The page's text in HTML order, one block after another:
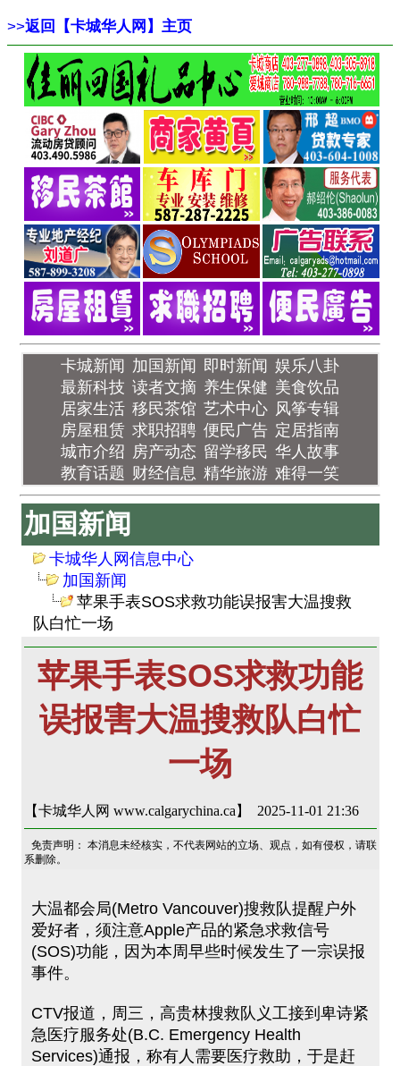
>>返回【卡城华人网】主页
卡城新闻 加国新闻 即时新闻 娱乐八卦
最新科技 读者文摘 养生保健 美食饮品
居家生活 移民茶馆 艺术中心 风筝专辑
房屋租赁 求职招聘 便民广告 定居指南
城市介绍 房产动态 留学移民 华人故事
教育话题 财经信息 精华旅游 难得一笑
加国新闻
卡城华人网信息中心
加国新闻
苹果手表SOS求救功能误报害大温搜救
队白忙一场
苹果手表SOS求救功能
误报害大温搜救队白忙
一场
【卡城华人网 www.calgarychina.ca】 2025-11-01 21:36
免责声明： 本消息未经核实，不代表网站的立场、观点，如有侵权，请联
系删除。
大温都会局(Metro Vancouver)搜救队提醒户外
爱好者，须注意Apple产品的紧急求救信号
(SOS)功能，因为本周早些时候发生了一宗误报
事件。
CTV报道，周三，高贵林搜救队义工接到卑诗紧
急医疗服务处(B.C. Emergency Health
Services)通报，称有人需要医疗救助，于是赶